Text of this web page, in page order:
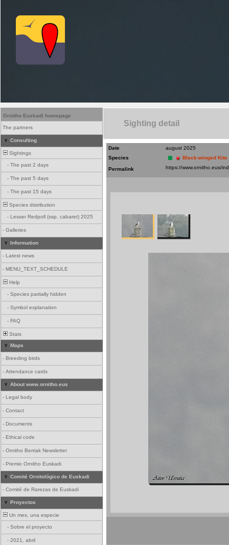
Ornitho Euskadi homepage
The partners
Consulting
Sightings
- The past 2 days
- The past 5 days
- The past 15 days
Species distribution
- Lesser Redpoll (ssp. cabaret) 2025
- Galleries
Information
- Latest news
- MENU_TEXT_SCHEDULE
Help
- Species partially hidden
- Symbol explanation
- FAQ
Stats
Maps
- Breeding birds
- Attendance cards
About www.ornitho.eus
- Legal body
- Contact
- Documents
- Ethical code
- Ornitho Berriak Newsletter
- Premio Ornitho Euskadi
Comité Ornitológico de Euskadi
- Comité de Rarezas de Euskadi
Proyectos
Un mes, una especie
- Sobre el proyecto
- 2021, abril
Sighting detail
Date
august 2025
Species
Black-winged Kite
Permalink